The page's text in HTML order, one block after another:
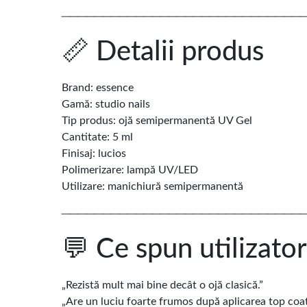
📏 Detalii produs
Brand: essence
Gamă: studio nails
Tip produs: ojă semipermanentă UV Gel
Cantitate: 5 ml
Finisaj: lucios
Polimerizare: lampă UV/LED
Utilizare: manichiură semipermanentă
💬 Ce spun
„Rezistă mult mai bine decât o ojă clasică.”
„Are un luciu foarte frumos după aplicarea top